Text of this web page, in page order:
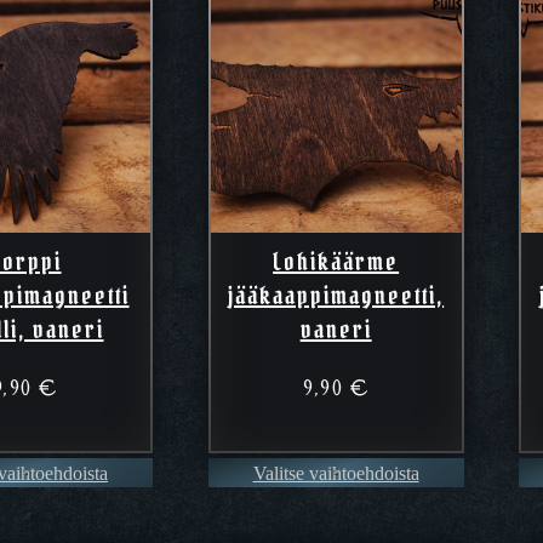
vaneri
€
Lohikäärme
jääkaappimagneetti,
vaneri
9,90 €
Valitse vaihtoehdoista